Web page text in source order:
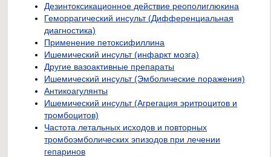
Дезинтоксикационное действие реополиглюкина
Геморрагический инсульт (Дифференциальная
диагностика)
Применение петоксифиллина
Ишемический инсульт (инфаркт мозга)
Другие вазоактивные препараты
Ишемический инсульт (Эмболические поражения)
Антикоагулянты
Ишемический инсульт (Агрегация эритроцитов и
тромбоцитов)
Частота летальных исходов и повторных
тромбоэмболических эпизодов при лечении
гепаринов